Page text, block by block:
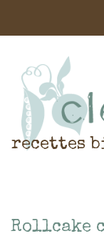
recettes
Rollcake